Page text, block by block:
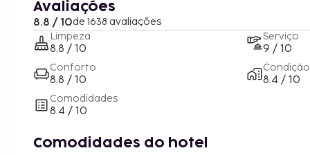
Avaliações
8.8 / 10de 1638 avaliações
Limpeza
8.8 / 10
Conforto
8.8 / 10
Comodidades
8.4 / 10
Serviço
9 / 10
Condição
8.4 / 10
Comodidades do hotel